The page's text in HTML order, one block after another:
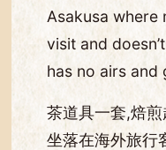
Asakusa where
visit and
has no airs and
茶道具一套,焙
坐落在海外旅行